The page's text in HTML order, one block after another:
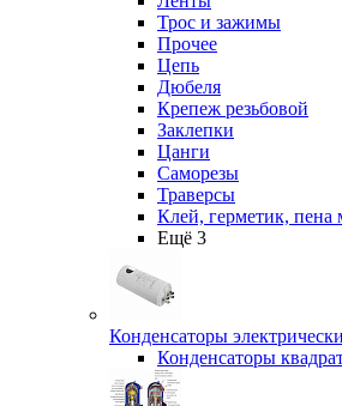
Трос и зажимы
Прочее
Цепь
Дюбеля
Крепеж резьбовой
Заклепки
Цанги
Саморезы
Траверсы
Клей, герметик, пена
Ещё 3
Конденсаторы
Конденсаторы